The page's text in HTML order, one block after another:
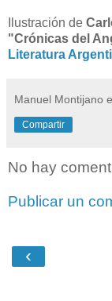
Ilustración de
"Crónicas del
Literatura
Manuel Montijano
Compartir
No hay
Publicar un
‹